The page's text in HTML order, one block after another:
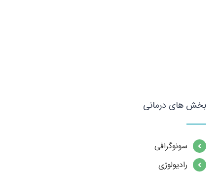
بخش های درمانی
سونوگرافی
رادیولوژی